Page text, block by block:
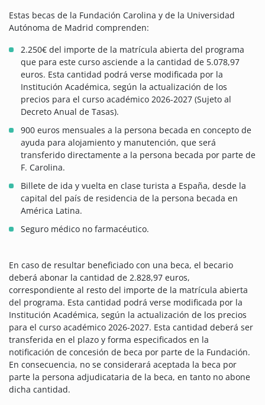
Estas becas de la Fundación Carolina y de la Universidad
Autónoma de Madrid comprenden:
2.250€ del importe de la matrícula abierta del programa
que para este curso asciende a la cantidad de 5.078,97
euros. Esta cantidad podrá verse modificada por la
Institución Académica, según la actualización de los
precios para el curso académico 2026-2027 (Sujeto al
Decreto Anual de Tasas).
900 euros mensuales a la persona becada en concepto de
ayuda para alojamiento y manutención, que será
transferido directamente a la persona becada por parte de
F. Carolina.
Billete de ida y vuelta en clase turista a España, desde la
capital del país de residencia de la persona becada en
América Latina.
Seguro médico no farmacéutico.
En caso de resultar beneficiado con una beca, el becario
deberá abonar la cantidad de 2.828,97 euros,
correspondiente al resto del importe de la matrícula abierta
del programa. Esta cantidad podrá verse modificada por la
Institución Académica, según la actualización de los precios
para el curso académico 2026-2027. Esta cantidad deberá ser
transferida en el plazo y forma especificados en la
notificación de concesión de beca por parte de la Fundación.
En consecuencia, no se considerará aceptada la beca por
parte la persona adjudicataria de la beca, en tanto no abone
dicha cantidad.